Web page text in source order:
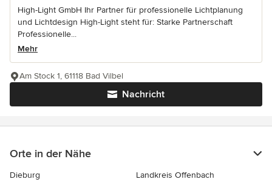
High-Light GmbH Ihr Partner für professionelle Lichtplanung
und Lichtdesign High-Light steht für: Starke Partnerschaft
Professionelle...
Mehr
Nachricht
Am Stock 1, 61118 Bad Vilbel
Orte in der Nähe
Dieburg
Landkreis Offenbach